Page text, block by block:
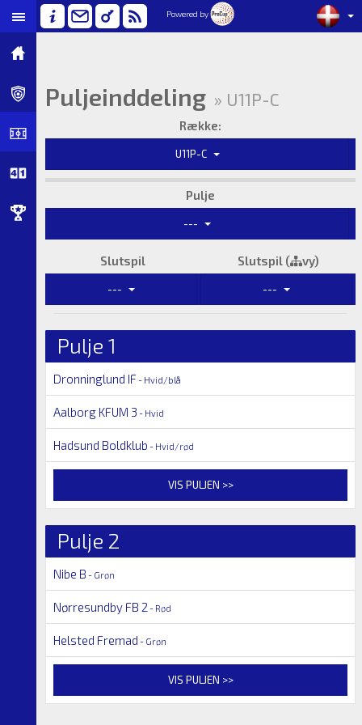
Powered by
Puljeinddeling » U11P-C
Række:
U11P-C
Pulje
---
Slutspil Slutspil ( vy)
--- ---
Pulje 1
Dronninglund IF - Hvid/blå
Aalborg KFUM 3 - Hvid
Hadsund Boldklub - Hvid/rød
VIS PULJEN >>
Pulje 2
Nibe B - Grøn
Nørresundby FB 2 - Rød
Helsted Fremad - Grøn
VIS PULJEN >>